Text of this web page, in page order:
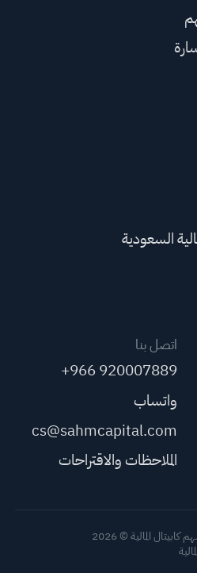
السعودية
اتصل بنا
+966 920007889
واتساب
cs@sahmcapital.com
الملاحظات والاقتراحات
المالية © 2026